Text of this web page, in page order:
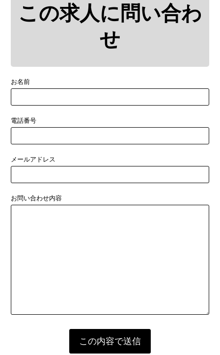
この求人に問い合わ
せ
お名前
電話番号
メールアドレス
お問い合わせ内容